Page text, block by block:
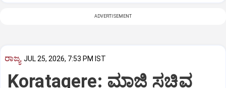
ADVERTISEMENT
ರಾಜ್ಯ JUL 25, 2026, 7:53 PM IST
Koratagere: ಮಾಜಿ ಸಚಿವ